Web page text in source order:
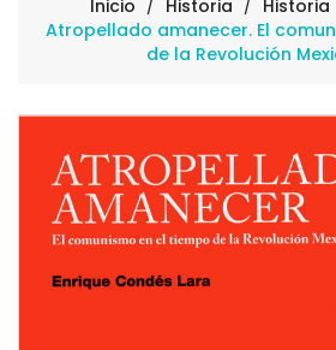
Inicio Historia
Historia
Atropellado amanecer. El
de la Revolución